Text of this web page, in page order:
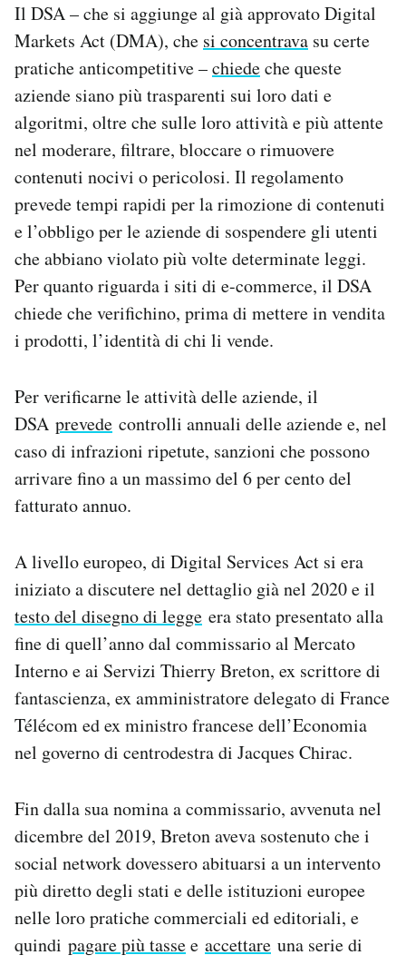
Il DSA – che si aggiunge al già approvato Digital
Markets Act (DMA), che si concentrava su certe
pratiche anticompetitive –chiedeche queste
aziende siano più trasparenti sui loro dati e
algoritmi, oltre che sulle loro attività e più attente
nel moderare, filtrare, bloccare o rimuovere
contenuti nocivi o pericolosi. Il regolamento
prevede tempi rapidi per la rimozione di contenuti
e l’obbligo per le aziende di sospendere gli utenti
che abbiano violato più volte determinate leggi.
Per quanto riguarda i siti di e-commerce, il DSA
chiede che verifichino, prima di mettere in vendita
i prodotti, l’identità di chi li vende.
Per verificarne le attività delle aziende, il
DSA prevede controlli annuali delle aziende e, nel
caso di infrazioni ripetute, sanzioni che possono
arrivare fino a un massimo del 6 per cento del
fatturato annuo.
A livello europeo, di Digital Services Act si era
iniziato a discutere nel dettaglio già nel 2020 e il
testo del disegno di legge era stato presentato alla
fine di quell’anno dal commissario al Mercato
Interno e ai Servizi Thierry Breton, ex scrittore di
fantascienza, ex amministratore delegato di France
Télécom ed ex ministro francese dell’Economia
nel governo di centrodestra di Jacques Chirac.
Fin dalla sua nomina a commissario, avvenuta nel
dicembre del 2019, Breton aveva sostenuto che i
social network dovessero abituarsi a un intervento
più diretto degli stati e delle istituzioni europee
nelle loro pratiche commerciali ed editoriali, e
quindi pagare più tassee accettare una serie di